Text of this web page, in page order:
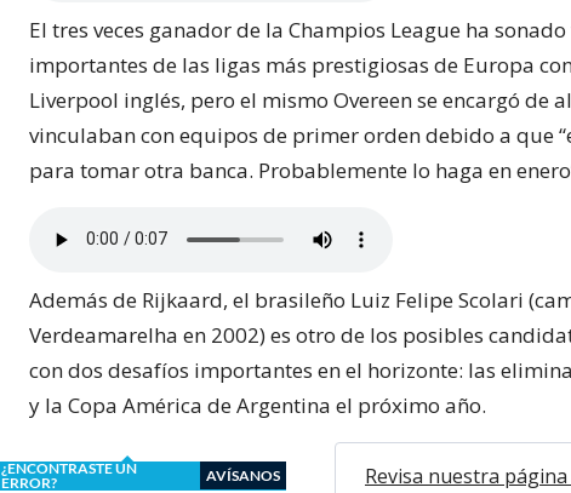
El tres veces ganador de la Champios League ha
importantes de las ligas más prestigiosas de Europa
Liverpool inglés, pero el mismo Overeen se encargó de
vinculaban con equipos de primer orden debido a que
para tomar otra banca. Probablemente lo haga en
Además de Rijkaard, el brasileño Luiz Felipe Scolari
Verdeamarelha en 2002) es otro de los posibles
con dos desafíos importantes en el horizonte: las
y la Copa América de Argentina el próximo año.
¿ENCONTRASTE UN
ERROR?
AVÍSANOS Revisa nuestra